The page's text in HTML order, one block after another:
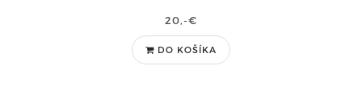
20,-€
DO KOŠÍKA